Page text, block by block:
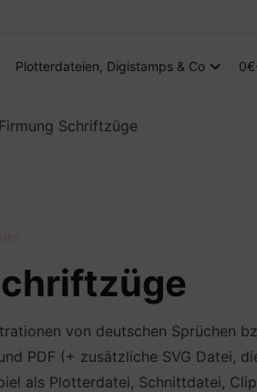
Plotterdateien, Digistamps & Co
Schriftzüge
von deutschen Sprüchen
PDF (+ zusätzliche SVG Datei,
als Plotterdatei, Schnittdatei,